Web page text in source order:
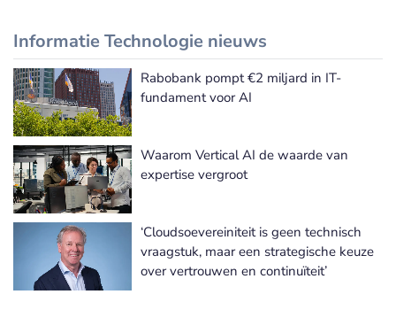
Informatie Technologie nieuws
Meer Informatie Technologie nieuws
Rabobank pompt €2 miljard in IT-
fundament voor AI
Waarom Vertical AI de waarde van
expertise vergroot
‘Cloudsoevereiniteit is geen technisch
vraagstuk, maar een strategische keuze
over vertrouwen en continuïteit’